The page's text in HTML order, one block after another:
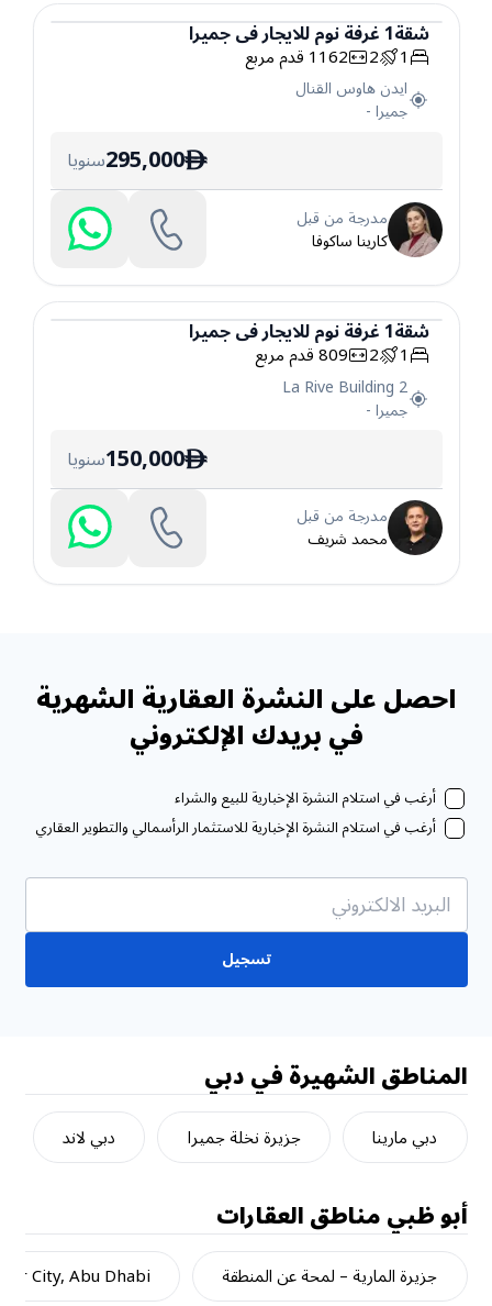
شقة
شقة1غرفة نومللايجارفيجميرا
1
2
1162قدم مربع
ايدن هاوس القنال
جميرا-
ê
295,000سنويا
مدرجة من قبل
كارينا ساكوفا
شقة
شقة1غرفة نومللايجارفيجميرا
1
2
809قدم مربع
La Rive Building 2
جميرا-
ê
150,000سنويا
مدرجة من قبل
محمد شريف
احصل على النشرة العقارية الشهرية
في بريدك الإلكتروني
أرغب في استلام النشرة الإخبارية للبيع والشراء
أرغب في استلام النشرة الإخبارية للاستثمار الرأسمالي والتطوير العقاري
تسجيل
المناطق الشهيرة في دبي
دبي مارينا جزيرة نخلة جميرا دبي لاند
أبو ظبيمناطق العقارات
جزيرة المارية – لمحة عن المنطقة City, Abu Dhabi